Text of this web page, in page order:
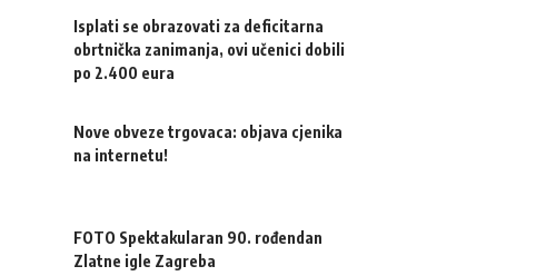
Isplati se obrazovati za deficitarna
obrtnička zanimanja, ovi učenici dobili
po 2.400 eura
Nove obveze trgovaca: objava cjenika
na internetu!
FOTO Spektakularan 90. rođendan
Zlatne igle Zagreba